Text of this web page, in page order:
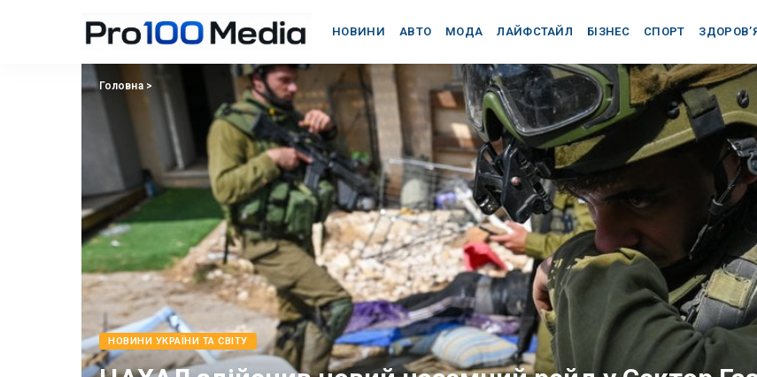
НОВИНИ АВТО МОДА ЛАЙФСТАЙЛ БІЗНЕС СПОРТ
Головна>
НОВИНИ УКРАЇНИ ТА СВІТУ